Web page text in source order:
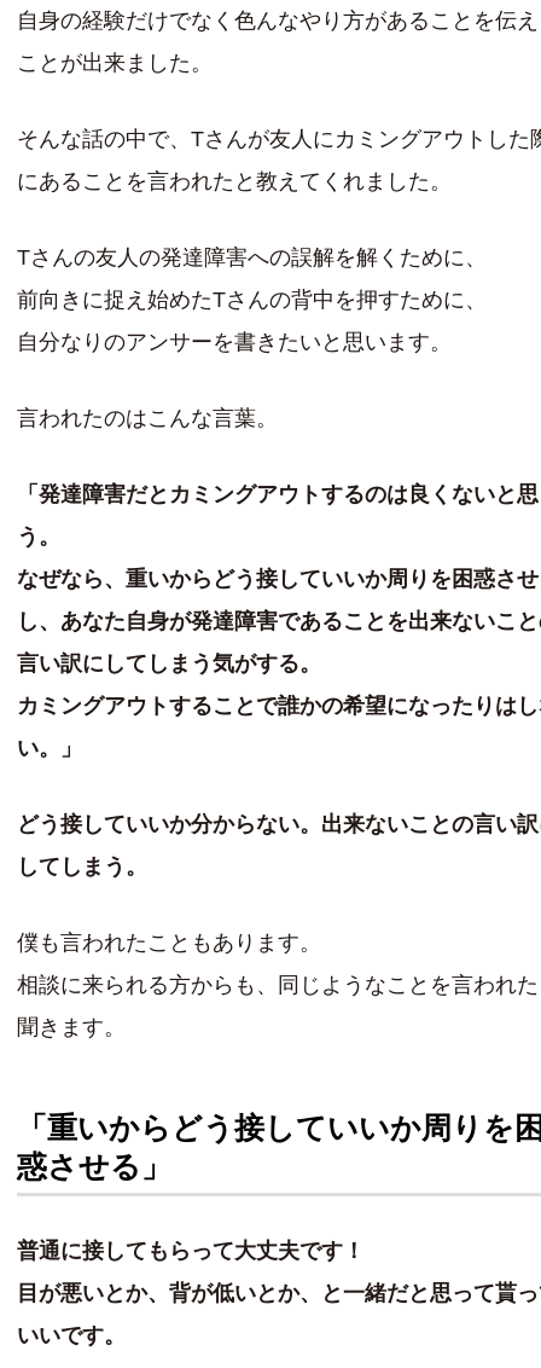
自身の経験だけでなく色んなやり方があることを伝
ことが出来ました。
そんな話の中で、Tさんが友人にカミングアウトした
にあることを言われたと教えてくれました。
Tさんの友人の発達障害への誤解を解くために、
前向きに捉え始めたTさんの背中を押すために、
自分なりのアンサーを書きたいと思います。
言われたのはこんな言葉。
「発達障害だとカミングアウトするのは良くないと思
う。
なぜなら、重いからどう接していいか周りを困惑さ
し、あなた自身が発達障害であることを出来ないこ
言い訳にしてしまう気がする。
カミングアウトすることで誰かの希望になったりは
い。」
どう接していいか分からない。出来ないことの言い
してしまう。
僕も言われたこともあります。
相談に来られる方からも、同じようなことを言われ
聞きます。
「重いからどう接していいか周りを
惑させる」
普通に接してもらって大丈夫です！
目が悪いとか、背が低いとか、と一緒だと思って貰
いいです。